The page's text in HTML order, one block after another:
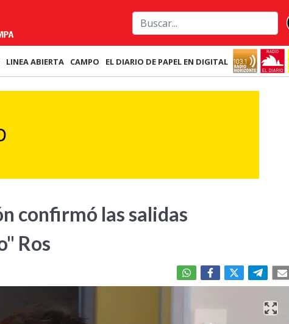
LINEA ABIERTA CAMPO EL DIARIO DE PAPEL EN DIGITAL
confirmó las salidas
Ros